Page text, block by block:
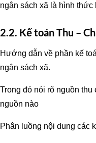
ngân sách xã là hình thức
2.2. Kế toán Thu –
Hướng dẫn về phần kế
ngân sách xã.
Trong đó nói rõ nguồn
nguồn nào
Phân luồng nội dung các